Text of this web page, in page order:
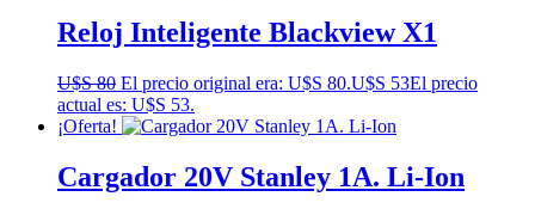
Reloj Inteligente Blackview X1
U$S80 El precio original era: U$S 80.U$S 53El precio
actual es: U$S 53.
¡Oferta!
Cargador 20V Stanley 1A. Li-Ion